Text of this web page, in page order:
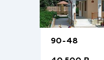
90-48